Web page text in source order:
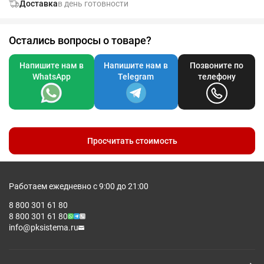
защищает от протекания, обеспечивая 100% герметичность
Поставляется в фирменной упаковке.
Доставкав день готовности
Остались вопросы о товаре?
Напишите нам в
WhatsApp
Напишите нам в
Telegram
Позвоните по
телефону
Просчитать стоимость
Работаем ежедневно с 9:00 до 21:00
8 800 301 61 80
8 800 301 61 80
info@pksistema.ru